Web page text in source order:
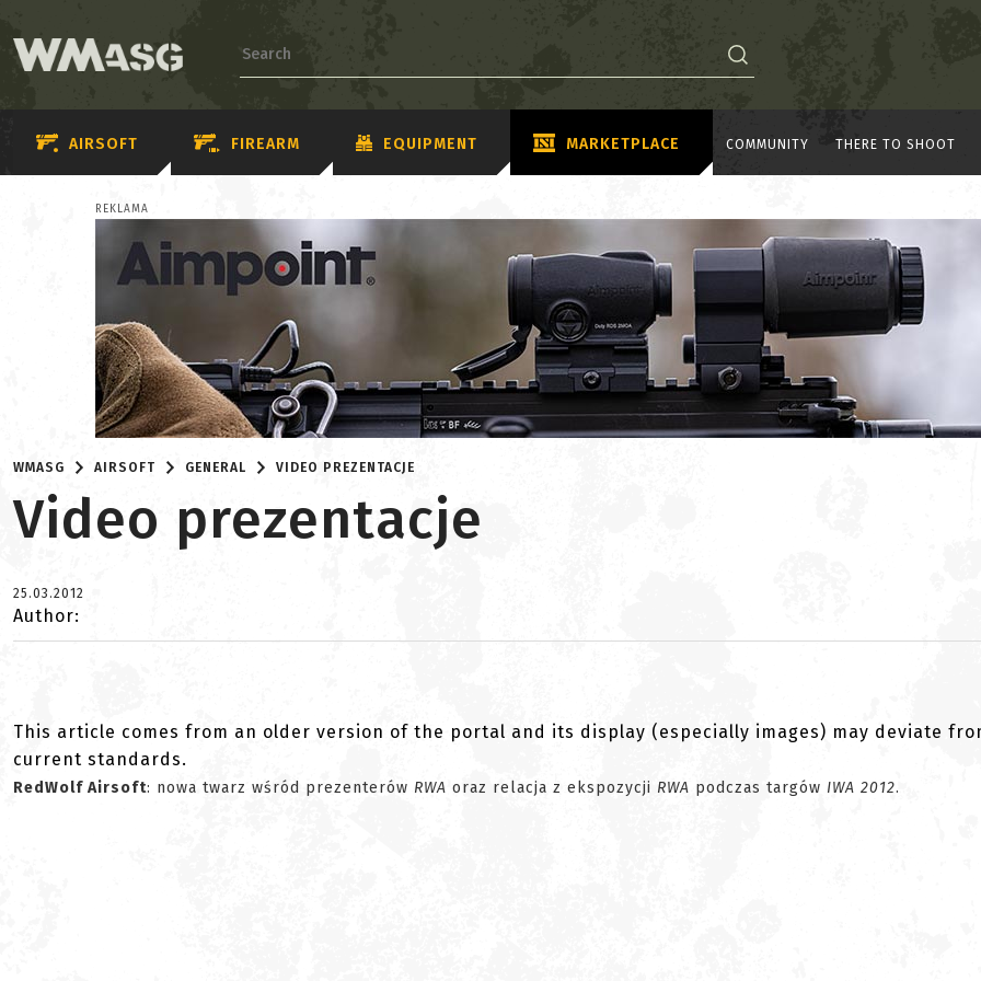
AIRSOFT FIREARM EQUIPMENT MARKETPLACE COMMUNITY THERE TO SHOOT
REKLAMA
WMASG AIRSOFT GENERAL VIDEO PREZENTACJE
Video prezentacje
25.03.2012
Author:
This article comes from an older version of the portal and its display (especially images) may deviate
current standards.
RedWolf Airsoft: nowa twarz wśród prezenterów RWA oraz relacja z ekspozycji RWA podczas targów IWA 2012.